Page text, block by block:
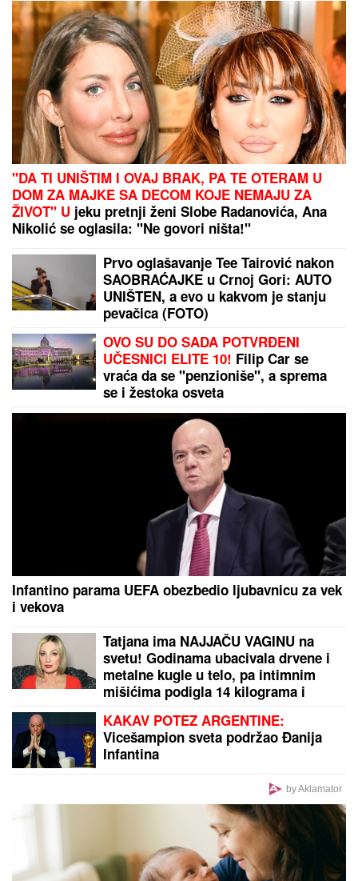
"DA TI UNIŠTIM I OVAJ BRAK, PA TE OTERAM U
DOM ZA MAJKE SA DECOM KOJE NEMAJU ZA
ŽIVOT" U jeku pretnji ženi Slobe Radanovića, Ana
Nikolić se oglasila: "Ne govori ništa!"
Prvo oglašavanje Tee Tairović nakon
SAOBRAĆAJKE u Crnoj Gori: AUTO
UNIŠTEN, a evo u kakvom je stanju
pevačica (FOTO)
OVO SU DO SADA POTVRĐENI
UČESNICI ELITE 10! Filip Car se
vraća da se "penzioniše", a sprema
se i žestoka osveta
Infantino parama UEFA obezbedio ljubavnicu za vek
i vekova
Tatjana ima NAJJAČU VAGINU na
svetu! Godinama ubacivala drvene i
metalne kugle u telo, pa intimnim
mišićima podigla 14 kilograma i
KAKAV POTEZ ARGENTINE:
Vicešampion sveta podržao Đanija
Infantina
by Aklamator